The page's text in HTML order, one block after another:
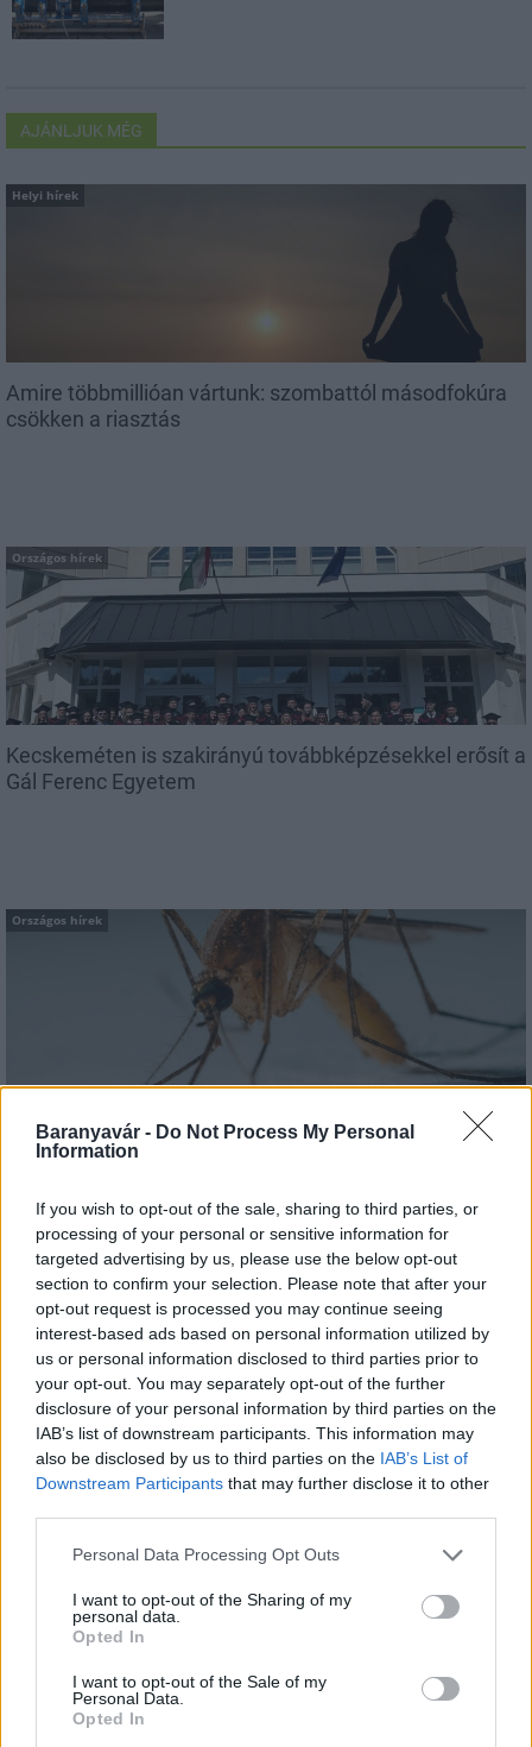
Baranyavár - Do Not Process My Personal
Information
If you wish to opt-out of the sale, sharing to third parties, or
processing of your personal or sensitive information for
targeted advertising by us, please use the below opt-out
section to confirm your selection. Please note that after your
opt-out request is processed you may continue seeing
interest-based ads based on personal information utilized by
us or personal information disclosed to third parties prior to
your opt-out. You may separately opt-out of the further
disclosure of your personal information by third parties on the
IAB’s list of downstream participants. This information may
also be disclosed by us to third parties on the IAB’s List of
Downstream Participants that may further disclose it to other
Please note that this website/app uses one or more Google
not limited to your visit or usage behaviour. You may click to
grant or deny consent to Google and its third-party tags to
use your data for below specified purposes in below Google
consent section.
Personal Data Processing Opt Outs
I want to opt-out of the Sharing of my
personal data.
Opted In
I want to opt-out of the Sale of my
Personal Data.
Opted In
AJÁNLJUK MÉG
Helyi hírek
Amire többmillióan vártunk: szombattól másodfokúra
csökken a riasztás
Országos hírek
Kecskeméten is szakirányú továbbképzésekkel erősít a
Gál Ferenc Egyetem
Országos hírek
A lakosságra is fontos szerep hárul a szúnyoginvázió
elkerülésében
Országos hírek
Itt az ÉVOSZ megoldása a hőhullámok és
az energiakrízis kezelésére
Országos hírek
Miért éri meg Afrikában utat építeni?
Minden, amit a GED Afrika projektről
Kultúra